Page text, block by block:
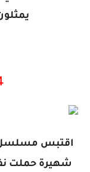
اقتبس مسلسل
شهيرة حملت